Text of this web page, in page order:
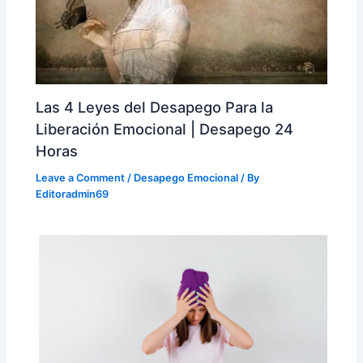
Las 4 Leyes del Desapego Para la
Liberación Emocional | Desapego 24
Horas
Leave a Comment / Desapego Emocional / By
Editoradmin69